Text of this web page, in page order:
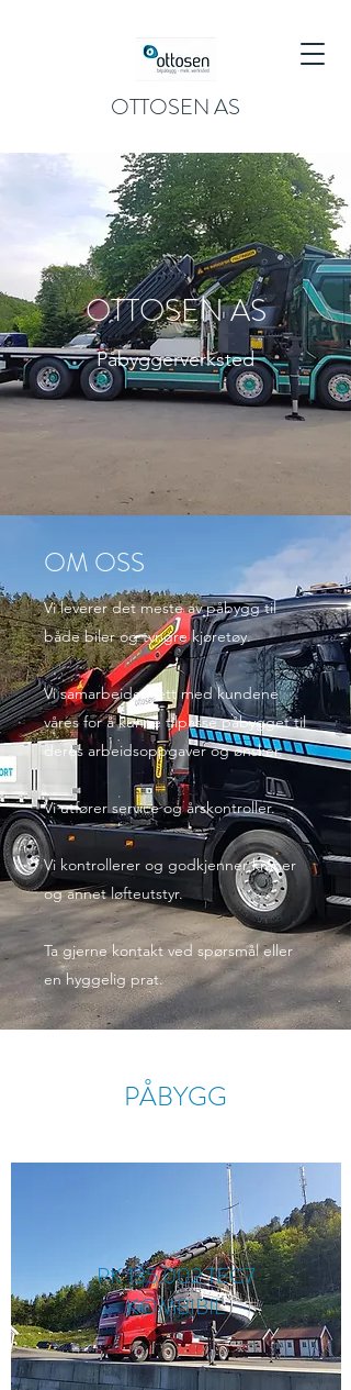
OTTOSEN AS
OTTOSEN AS
Påbyggerverksted
OM OSS
Vi leverer det meste av påbygg til
både biler og tyngre kjøretøy.
Vi samarbeider tett med kundene
våres for å kunne tilpasse påbygget til
deres arbeidsoppgaver og ønsker.
Vi utfører service og årskontroller.
Vi kontrollerer og godkjenner kraner
og annet løfteutstyr.
Ta gjerne kontakt ved spørsmål eller
en hyggelig prat.
PÅBYGG
PK 135.002 TEC7
KOMBIBIL